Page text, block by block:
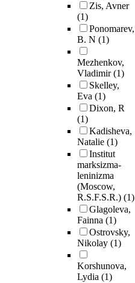
Zis, Avner
(1)
Ponomarev,
B. N (1)
Mezhenkov,
Vladimir(1)
Skelley,
Eva (1)
Dixon, R
(1)
Kadisheva,
Natalie (1)
Institut
marksizma-
leninizma
(Moscow,
R.S.F.S.R.) (1)
Glagoleva,
Fainna (1)
Ostrovsky,
Nikolay (1)
Korshunova,
Lydia (1)